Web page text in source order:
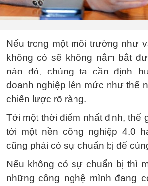
Nếu trong một môi trường như
không có sẽ không nắm bắt
nào đó, chúng ta cần định
doanh nghiệp lên mức như thế
chiến lược rõ ràng.
Tới một thời điểm nhất định, thế
tới một nền công nghiệp 4.0
cũng phải có sự chuẩn bị để
Nếu không có sự chuẩn bị thì
những công nghệ mình đang